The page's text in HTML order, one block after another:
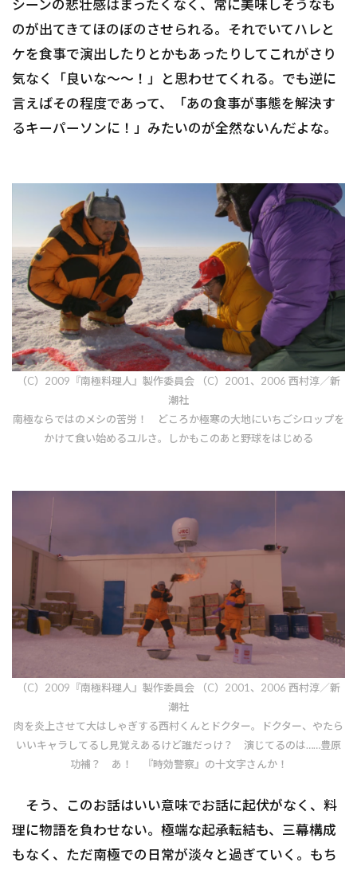
シーンの悲壮感はまったくなく、常に美味しそうなも
のが出てきてほのぼのさせられる。それでいてハレと
ケを食事で演出したりとかもあったりしてこれがさり
気なく「良いな～～！」と思わせてくれる。でも逆に
言えばその程度であって、「あの食事が事態を解決す
るキーパーソンに！」みたいのが全然ないんだよな。
（C）2009『南極料理人』製作委員会 （C）2001、2006 西村淳／新
潮社
南極ならではのメシの苦労！ どころか極寒の大地にいちごシロップを
かけて食い始めるユルさ。しかもこのあと野球をはじめる
（C）2009『南極料理人』製作委員会 （C）2001、2006 西村淳／新
潮社
肉を炎上させて大はしゃぎする西村くんとドクター。ドクター、やたら
いいキャラしてるし見覚えあるけど誰だっけ？ 演じてるのは……豊原
功補？ あ！ 『時効警察』の十文字さんか！
そう、このお話はいい意味でお話に起伏がなく、料
理に物語を負わせない。極端な起承転結も、三幕構成
もなく、ただ南極での日常が淡々と過ぎていく。もち